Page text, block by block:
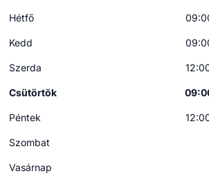
Hétfő
Kedd
Szerda
Csütörtök
Péntek
Szombat
Vasárnap